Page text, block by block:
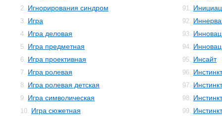
2. Игнорирования синдром
3. Игра
4. Игра деловая
5. Игра предметная
6. Игра проективная
7. Игра ролевая
8. Игра ролевая детская
9. Игра символическая
10. Игра сюжетная
91.
92.
93.
94.
95. Инсайт
96. Инстинкт
97.
98.
99.